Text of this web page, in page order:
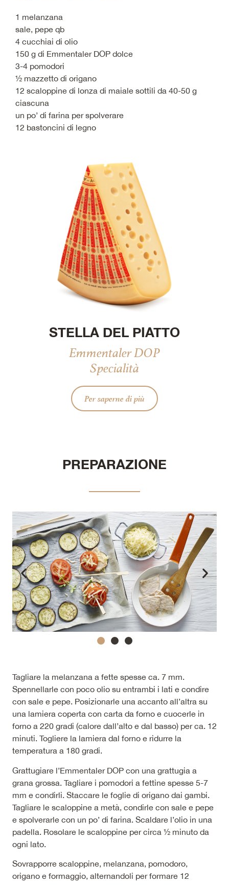
1 melanzana
sale, pepe qb
4 cucchiai di olio
150 g di Emmentaler DOP dolce
3-4 pomodori
½ mazzetto di origano
12 scaloppine di lonza di maiale sottili da 40-50 g
ciascuna
un po’ di farina per spolverare
12 bastoncini di legno
STELLA DEL PIATTO
Emmentaler DOP
Specialità
Per saperne di più
PREPARAZIONE
Tagliare la melanzana a fette spesse ca. 7 mm.
Spennellarle con poco olio su entrambi i lati e condire
con sale e pepe. Posizionarle una accanto all’altra su
una lamiera coperta con carta da forno e cuocerle in
forno a 220 gradi (calore dall’alto e dal basso) per ca. 12
minuti. Togliere la lamiera dal forno e ridurre la
temperatura a 180 gradi.
Grattugiare l’Emmentaler DOP con una grattugia a
grana grossa. Tagliare i pomodori a fettine spesse 5-7
mm e condirli. Staccare le foglie di origano dai gambi.
Tagliare le scaloppine a metà, condirle con sale e pepe
e spolverarle con un po’ di farina. Scaldare l’olio in una
padella. Rosolare le scaloppine per circa ½ minuto da
ogni lato.
Sovrapporre scaloppine, melanzana, pomodoro,
origano e formaggio, alternandoli per formare 12